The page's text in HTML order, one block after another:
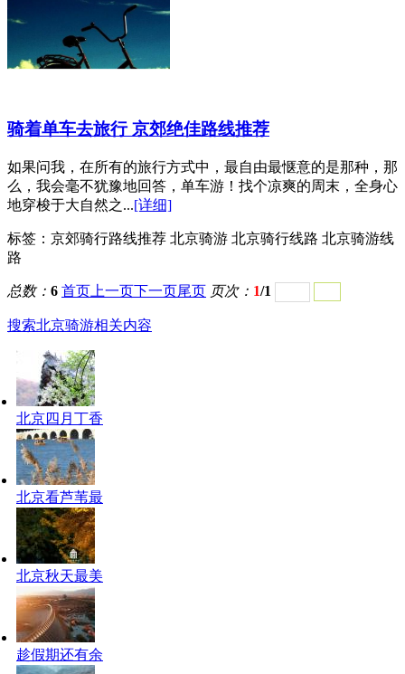
骑着单车去旅行 京郊绝佳路线推荐
如果问我，在所有的旅行方式中，最自由最惬意的是那种，那
么，我会毫不犹豫地回答，单车游！找个凉爽的周末，全身心
地穿梭于大自然之...[详细]
标签： 京郊骑行路线推荐 北京骑游 北京骑行线路 北京骑游线
路
总数： 6 首页 上一页下一页尾页 页次： 1/1
搜索北京骑游相关内容
北京四月丁香
北京看芦苇最
北京秋天最美
趁假期还有余